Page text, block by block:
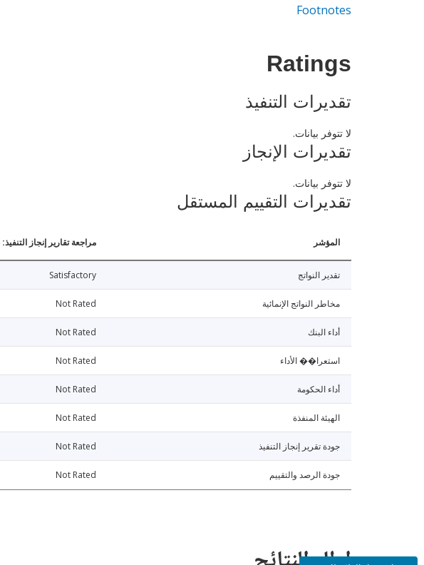
Footnotes
Ratings
تقديرات التنفيذ
لا تتوفر بيانات.
تقديرات الإنجاز
لا تتوفر بيانات.
تقديرات التقييم المستقل
المؤشر مراجعة تقارير إنجاز التنفيذ: 06-30-1987
تقدير النواتج Satisfactory
مخاطر النواتج الإنمائية Not Rated
أداء البنك Not Rated
استعرا�� الأداء Not Rated
أداء الحكومة Not Rated
الهيئة المنفذة Not Rated
جودة تقرير إنجاز التنفيذ Not Rated
جودة الرصد والتقييم Not Rated